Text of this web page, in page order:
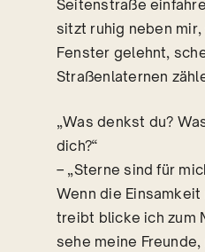
Seitenstraße
sitzt ruhig neben mir,
Fenster gelehnt,
Straßenlaternen
„Was denkst du?
dich?“
– „Sterne sind für
Wenn die
treibt blicke ich zum
sehe meine Freunde,